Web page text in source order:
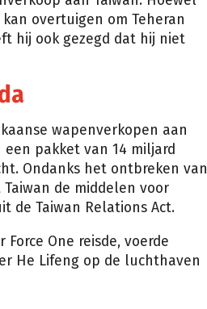
overtuigen om Teheran
hij ook gezegd dat hij niet
wapenverkopen aan
pakket van 14 miljard
Ondanks het ontbreken van
de middelen voor
de Taiwan Relations Act.
One reisde, voerde
He Lifeng op de luchthaven